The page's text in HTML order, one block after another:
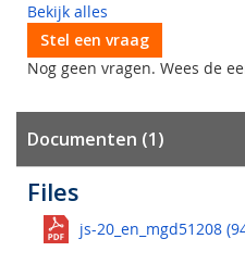
Bekijk alles
Stel een vraag
Nog geen vragen. Wees de
Documenten (1)
Files
js-20_en_mgd51208